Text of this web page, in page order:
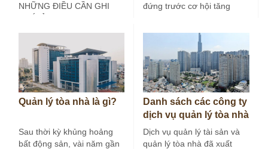
NHỮNG ĐIỀU CẦN GHI
NHỚ Ở các…
đứng trước cơ hội tăng
Quản lý tòa nhà là gì?
Sau thời kỳ khủng hoảng
bất động sản, vài năm gần
Danh sách các công ty
dịch vụ quản lý tòa nhà
tại Hà Nội
Dịch vụ quản lý tài sản và
quản lý tòa nhà đã xuất